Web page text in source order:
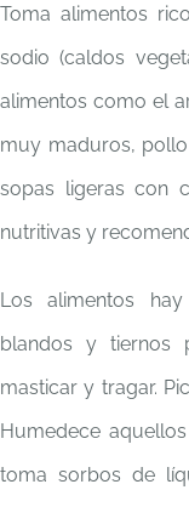
Toma alimentos
sodio (caldos
alimentos como el
muy maduros,
sopas ligeras con
nutritivas y
Los alimentos
blandos y tiernos
masticar y tragar.
Humedece
toma sorbos de